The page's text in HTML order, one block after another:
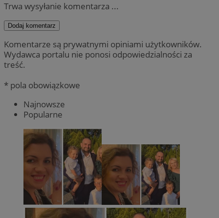
Trwa wysyłanie komentarza ...
Dodaj komentarz
Komentarze są prywatnymi opiniami użytkowników.
Wydawca portalu nie ponosi odpowiedzialności za
treść.
* pola obowiązkowe
Najnowsze
Popularne